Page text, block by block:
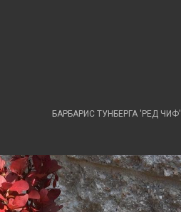
БАРБАРИС ТУНБЕРГА 'РЕД ЧИФ'